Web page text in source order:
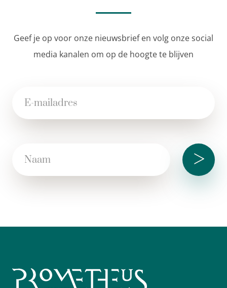
Geef je op voor onze nieuwsbrief en volg onze social
media kanalen om op de hoogte te blijven
>